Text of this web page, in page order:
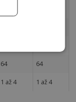
64 64
1 až 4 1 až 4